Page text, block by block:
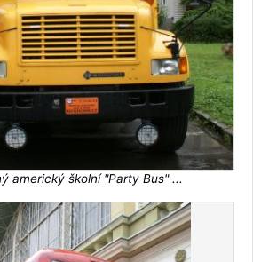
americký školní "Party Bus" ...